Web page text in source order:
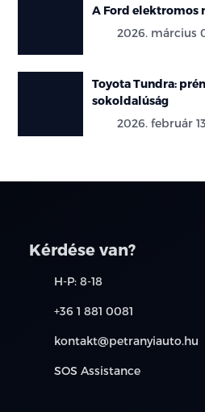
A Ford elektromos
2026. március
Toyota Tundra:
sokoldalúság
2026. február
Kérdése van?
H-P: 8-18
+36 1 881 0081
kontakt@petranyiauto.hu
SOS Assistance